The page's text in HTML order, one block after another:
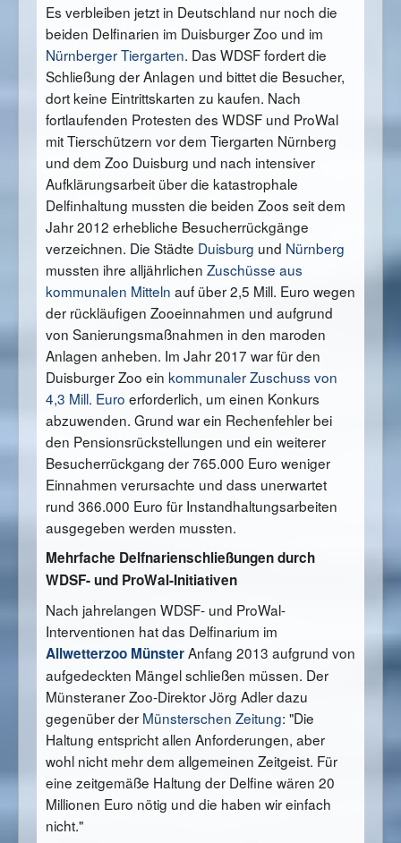
Es verbleiben jetzt in Deutschland nur noch die
beiden Delfinarien im Duisburger Zoo und im
Nürnberger Tiergarten. Das WDSF fordert die
Schließung der Anlagen und bittet die Besucher,
dort keine Eintrittskarten zu kaufen. Nach
fortlaufenden Protesten des WDSF und ProWal
mit Tierschützern vor dem Tiergarten Nürnberg
und dem Zoo Duisburg und nach intensiver
Aufklärungsarbeit über die katastrophale
Delfinhaltung mussten die beiden Zoos seit dem
Jahr 2012 erhebliche Besucherrückgänge
verzeichnen. Die Städte Duisburg und Nürnberg
mussten ihre alljährlichen Zuschüsse aus
kommunalen Mitteln auf über 2,5 Mill. Euro wegen
der rückläufigen Zooeinnahmen und aufgrund
von Sanierungsmaßnahmen in den maroden
Anlagen anheben. Im Jahr 2017 war für den
Duisburger Zoo ein kommunaler Zuschuss von
4,3 Mill. Euro erforderlich, um einen Konkurs
abzuwenden. Grund war ein Rechenfehler bei
den Pensionsrückstellungen und ein weiterer
Besucherrückgang der 765.000 Euro weniger
Einnahmen verursachte und dass unerwartet
rund 366.000 Euro für Instandhaltungsarbeiten
ausgegeben werden mussten.
Mehrfache Delfnarienschließungen durch
WDSF- und ProWal-Initiativen
Nach jahrelangen WDSF- und ProWal-
Interventionen hat das Delfinarium im
Allwetterzoo MünsterAnfang 2013 aufgrund von
aufgedeckten Mängel schließen müssen. Der
Münsteraner Zoo-Direktor Jörg Adler dazu
gegenüber der Münsterschen Zeitung: "Die
Haltung entspricht allen Anforderungen, aber
wohl nicht mehr dem allgemeinen Zeitgeist. Für
eine zeitgemäße Haltung der Delfine wären 20
Millionen Euro nötig und die haben wir einfach
nicht."